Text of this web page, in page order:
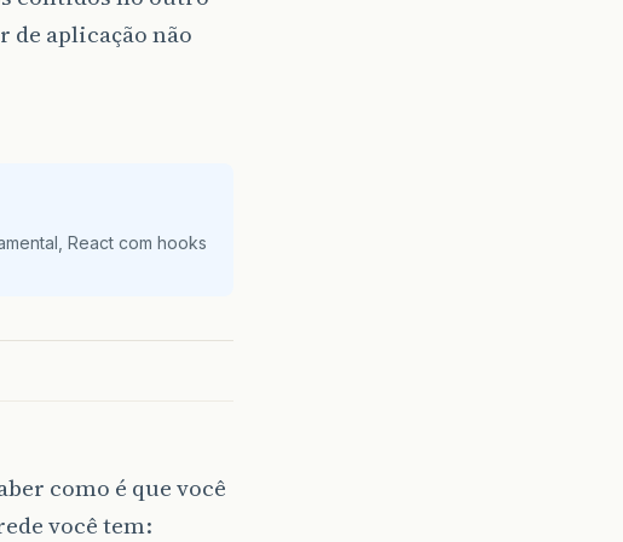
de aplicação não
React com hooks
como é que você
você tem: